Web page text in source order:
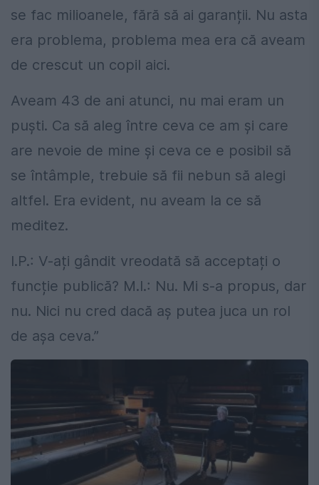
se fac milioanele, fără să ai garanții. Nu asta
era problema, problema mea era că aveam
de crescut un copil aici.
Aveam 43 de ani atunci, nu mai eram un
puști. Ca să aleg între ceva ce am și care
are nevoie de mine și ceva ce e posibil să
se întâmple, trebuie să fii nebun să alegi
altfel. Era evident, nu aveam la ce să
meditez.
I.P.: V-ați gândit vreodată să acceptați o
funcție publică? M.I.: Nu. Mi s-a propus, dar
nu. Nici nu cred dacă aș putea juca un rol
de așa ceva.”